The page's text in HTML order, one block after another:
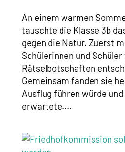
An einem warmen
tauschte die Klasse 3b
gegen die Natur. Zuerst
Schülerinnen und
Rätselbotschaften
Gemeinsam fanden sie
Ausflug führen würde und
erwartete....